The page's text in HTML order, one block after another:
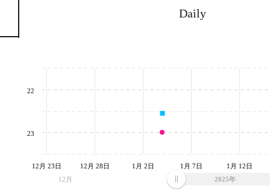
Daily
12月 2025年
12月 23日 12月 28日 1月 2日 1月 7日 1月 12日
22
23